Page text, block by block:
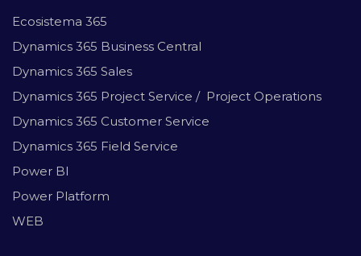
Ecosistema 365
Dynamics 365 Business Central
Dynamics 365 Sales
Dynamics 365 Project Service / Project Operations
Dynamics 365 Customer Service
Dynamics 365 Field Service
Power BI
Power Platform
WEB